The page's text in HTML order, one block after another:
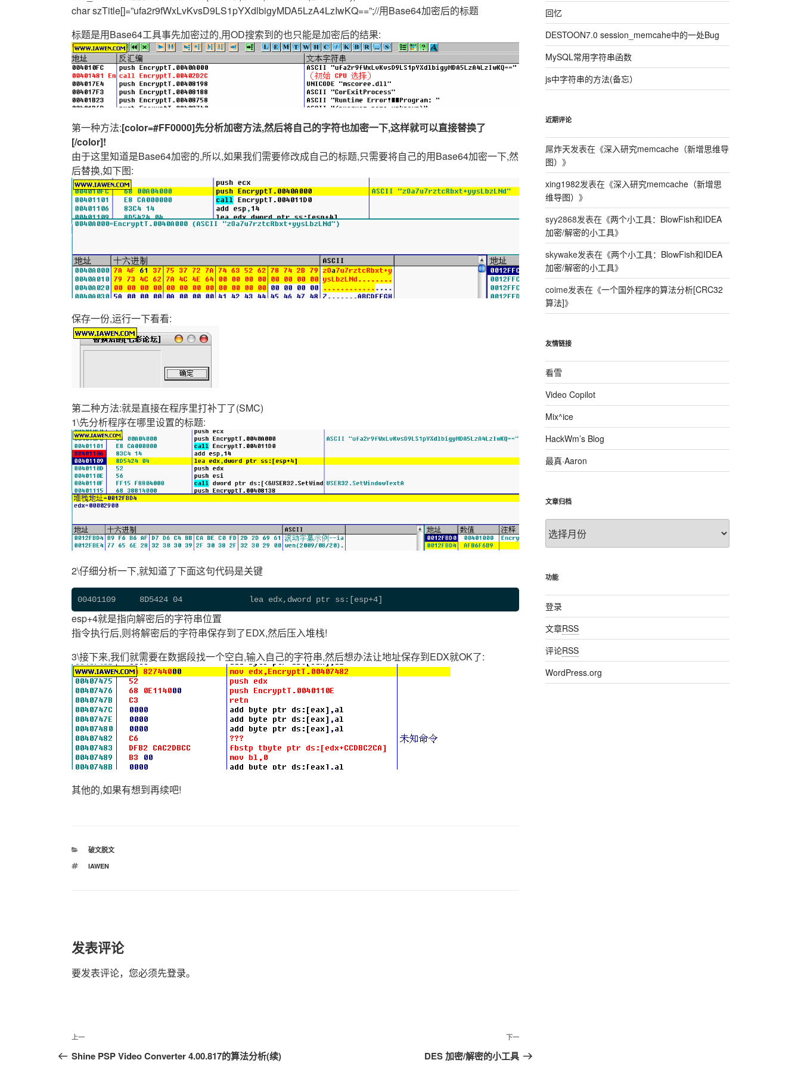
char szTitle[]=”ufa2r9fWxLvKvsD9LS1pYXdlbigyMDA5LzA4LzIwKQ==”;//用Base64加密后的标题
标题是用Base64工具事先加密过的,用OD搜索到的也只能是加密后的结果:
第一种方法:[color=#FF0000]先分析加密方法,然后将自己的字符也加密一下,这样就可以直接替换了
[/color]!
由于这里知道是Base64加密的,所以,如果我们需要修改成自己的标题,只需要将自己的用Base64加密一下,然
后替换,如下图:
保存一份,运行一下看看:
第二种方法:就是直接在程序里打补丁了(SMC)
1\先分析程序在哪里设置的标题:
2\仔细分析一下,就知道了下面这句代码是关键
00401109     8D5424 04              lea edx,dword ptr ss:[esp+4]
esp+4就是指向解密后的字符串位置
指令执行后,则将解密后的字符串保存到了EDX,然后压入堆栈!
3\接下来,我们就需要在数据段找一个空白,输入自己的字符串,然后想办法让地址保存到EDX就OK了:
其他的,如果有想到再续吧!
分
破文脱文
标
IAWEN
发表评论
要发表评论，您必须先登录。
文
章
上
一
上一
Shine PSP Video Converter 4.00.817的算法分析(续)
下
一
下一
DES 加密/解密的小工具
回忆
DESTOON7.0 session_memcahe中的一处Bug
MySQL常用字符串函数
js中字符串的方法(备忘）
近期评论
屌炸天发表在《深入研究memcache（新增思维导
图） 》
xing1982发表在《深入研究memcache（新增思
维导图） 》
syy2868发表在《两个小工具：BlowFish和IDEA
加密/解密的小工具》
skywake发表在《两个小工具：BlowFish和IDEA
加密/解密的小工具》
coime发表在《一个国外程序的算法分析[CRC32
算法]》
友情链接
看雪
Video Copilot
Mix^ice
HackWm’s Blog
最真·Aaron
文章归档
章
功能
登录
文章RSS
评论RSS
WordPress.org